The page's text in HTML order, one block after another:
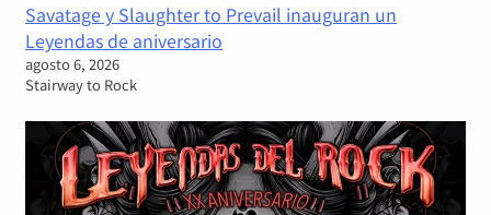
Savatage y Slaughter to Prevail inauguran un
Leyendas de aniversario
agosto 6, 2026
Stairway to Rock